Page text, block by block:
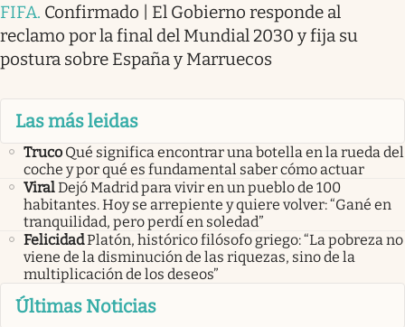
FIFA. Confirmado | El Gobierno responde al
reclamo por la final del Mundial 2030 y fija su
postura sobre España y Marruecos
Las más leidas
Truco Qué significa encontrar una botella en la rueda del
coche y por qué es fundamental saber cómo actuar
ViralDejó Madrid para vivir en un pueblo de 100
habitantes. Hoy se arrepiente y quiere volver: “Gané en
tranquilidad, pero perdí en soledad”
FelicidadPlatón, histórico filósofo griego: “La pobreza no
viene de la disminución de las riquezas, sino de la
multiplicación de los deseos”
Últimas Noticias